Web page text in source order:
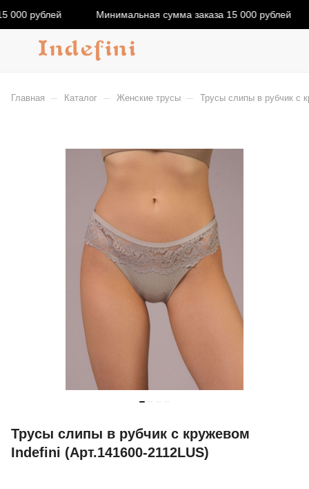
000 рублей Минимальная сумма заказа 15 000 рублей
Главная – Каталог – Женские трусы – Трусы слипы в рубчик с
Трусы слипы в рубчик с кружевом
Indefini (Арт.141600-2112LUS)